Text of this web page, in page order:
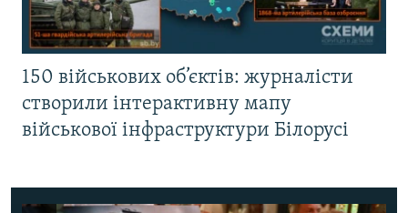
150 військових об’єктів: журналісти
створили інтерактивну мапу
військової інфраструктури Білорусі